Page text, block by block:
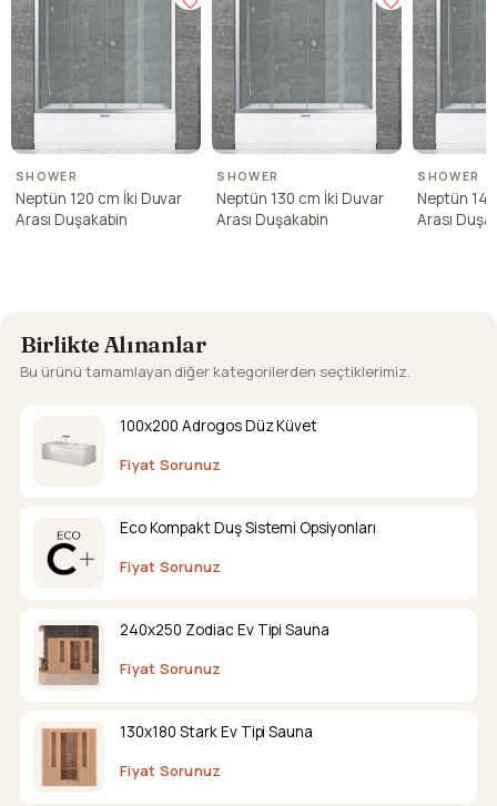
SHOWER
Neptün 120 cm İki Duvar
Arası Duşakabin
SHOWER
Neptün 130 cm İki Duvar
Arası Duşakabin
SHOWER
Neptün
Arası
Birlikte Alınanlar
Bu ürünü tamamlayan diğer kategorilerden seçtiklerimiz.
100x200 Adrogos Düz Küvet
Fiyat Sorunuz
Eco Kompakt Duş Sistemi Opsiyonları
Fiyat Sorunuz
240x250 Zodiac Ev Tipi Sauna
Fiyat Sorunuz
130x180 Stark Ev Tipi Sauna
Fiyat Sorunuz